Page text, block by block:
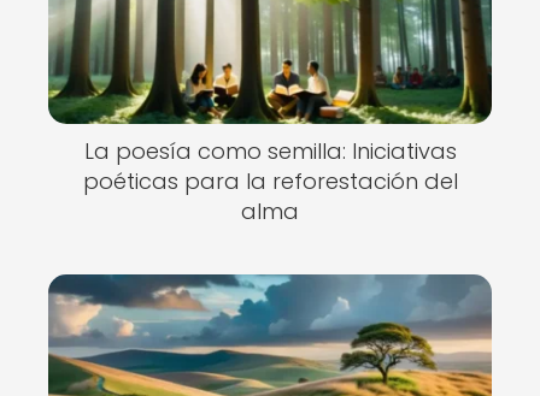
La poesía como semilla: Iniciativas
poéticas para la reforestación del
alma